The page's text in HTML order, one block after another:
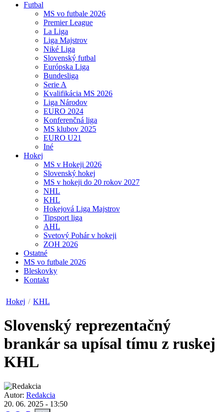
Futbal
MS vo futbale 2026
Premier League
La Liga
Liga Majstrov
Niké Liga
Slovenský futbal
Európska Liga
Bundesliga
Serie A
Kvalifikácia MS 2026
Liga Národov
EURO 2024
Konferenčná liga
MS klubov 2025
EURO U21
Iné
Hokej
MS v Hokeji 2026
Slovenský hokej
MS v hokeji do 20 rokov 2027
NHL
KHL
Hokejová Liga Majstrov
Tipsport liga
AHL
Svetový Pohár v hokeji
ZOH 2026
Ostatné
MS vo futbale 2026
Bleskovky
Kontakt
Hokej / KHL
Slovenský reprezentačný
brankár sa upísal tímu z ruskej
KHL
Autor: Redakcia
20. 06. 2025 - 13:50